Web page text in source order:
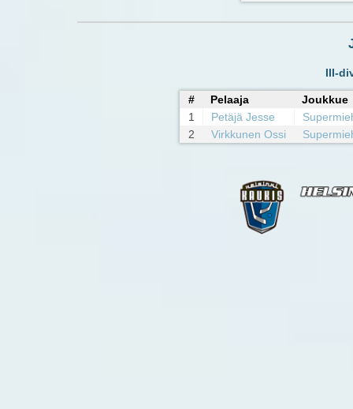
III-
# Pelaaja
Joukkue
1
Petäjä Jesse
2
Virkkunen Ossi